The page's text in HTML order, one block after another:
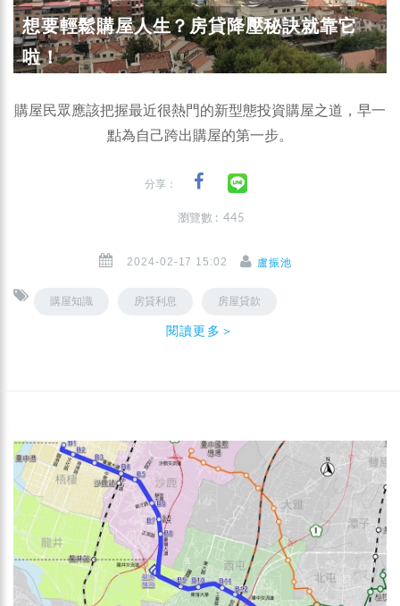
想要輕鬆購屋人生？房貸降壓秘訣就靠它
啦！
購屋民眾應該把握最近很熱門的新型態投資購屋之道，早一
點為自己跨出購屋的第一步。
分享：
瀏覽數 : 445
2024-02-17 15:02 盧振池
購屋知識 房貸利息 房屋貸款
閱讀更多＞